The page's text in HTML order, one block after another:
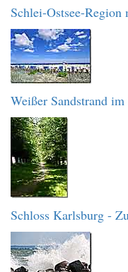
Schlei-Ostsee-
Weißer Sandstrand
Schloss Karlsburg -